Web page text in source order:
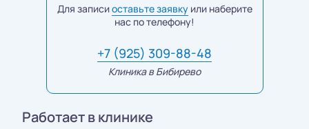
Для записиоставьте заявкуили наберите
нас по телефону!
+7 (925) 309-88-48
Клиника в Бибирево
Работает в клинике